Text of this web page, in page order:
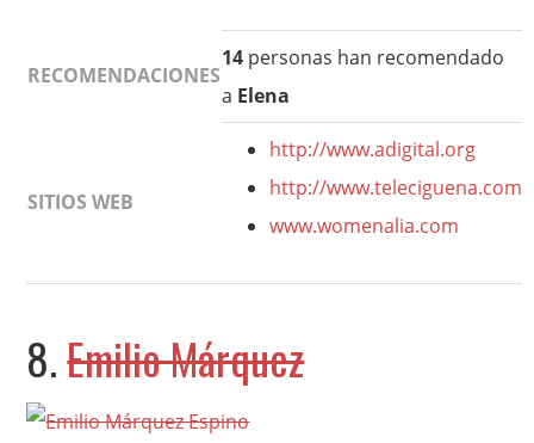
RECOMENDACIONES
14 personas han recomendado
a Elena
SITIOS WEB
http://www.adigital.org
http://www.teleciguena.com
www.womenalia.com
8.Emilio Márquez